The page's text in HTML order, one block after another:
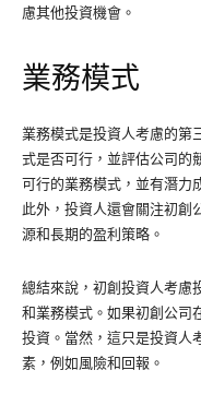
慮其他投資機會。
業務模式
業務模式是投資人考慮的第
式是否可行，並評估公司的
可行的業務模式，並有潛力
此外，投資人還會關注初創
源和長期的盈利策略。
總結來說，初創投資人考慮
和業務模式。如果初創公司
投資。當然，這只是投資人
素，例如風險和回報。